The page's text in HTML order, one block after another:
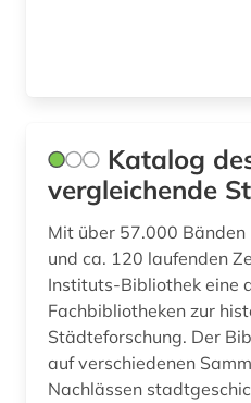
arbeitsmedizin (2)
bundesarchiv (1)
burg (1)
bvb (1)
byzantinistik (2)
Katalog
vergleichende
Mit über 57.000 Bänden
und ca. 120 laufenden
Instituts-Bibliothek eine
Fachbibliotheken zur
Städteforschung. Der
auf verschiedenen
Nachlässen